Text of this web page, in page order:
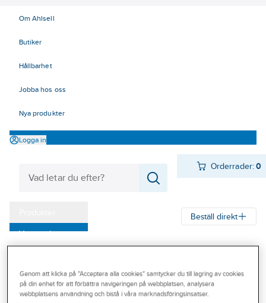
Om Ahlsell
Butiker
Hållbarhet
Jobba hos oss
Nya produkter
Logga in
Orderrader:0
Varumärken
Outlet
Branscher
Beställ direkt
FLEX
Genom att klicka på "Acceptera alla cookies" samtycker du till lagring av cookies
på din enhet för att förbättra navigeringen på webbplatsen, analysera
webbplatsens användning och bistå i våra marknadsföringsinsatser.